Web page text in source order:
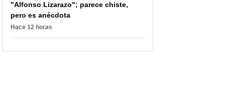
"Alfonso Lizarazo"; parece chiste,
pero es anécdota
Hace 12 horas